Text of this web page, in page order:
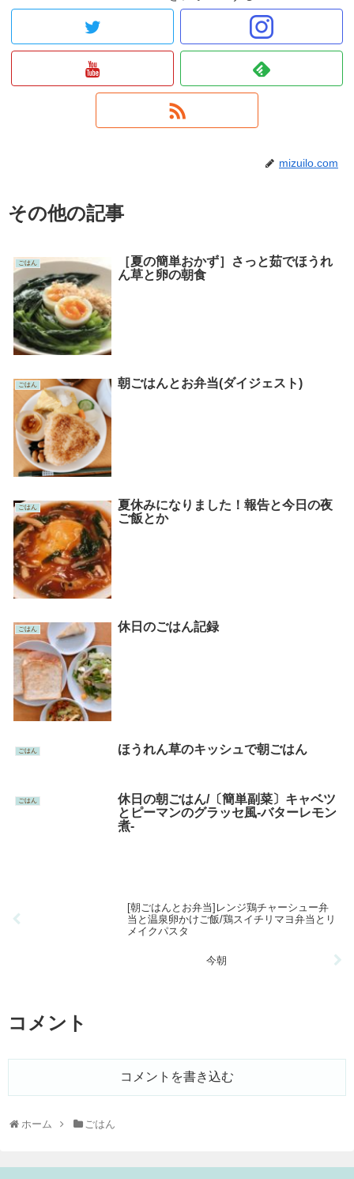
mizuilo.com
その他の記事
ごはん
［夏の簡単おかず］さっと茹でほうれ
ん草と卵の朝食
ごはん 朝ごはんとお弁当(ダイジェスト)
ごはん
夏休みになりました！報告と今日の夜
ご飯とか
ごはん 休日のごはん記録
ごはん ほうれん草のキッシュで朝ごはん
ごはん
休日の朝ごはん/〔簡単副菜〕キャベツ
とピーマンのグラッセ風-バターレモン
煮-
[朝ごはんとお弁当]レンジ鶏チャーシュー弁
当と温泉卵かけご飯/鶏スイチリマヨ弁当とリ
メイクパスタ
今朝
コメント
コメントを書き込む
ホーム ごはん